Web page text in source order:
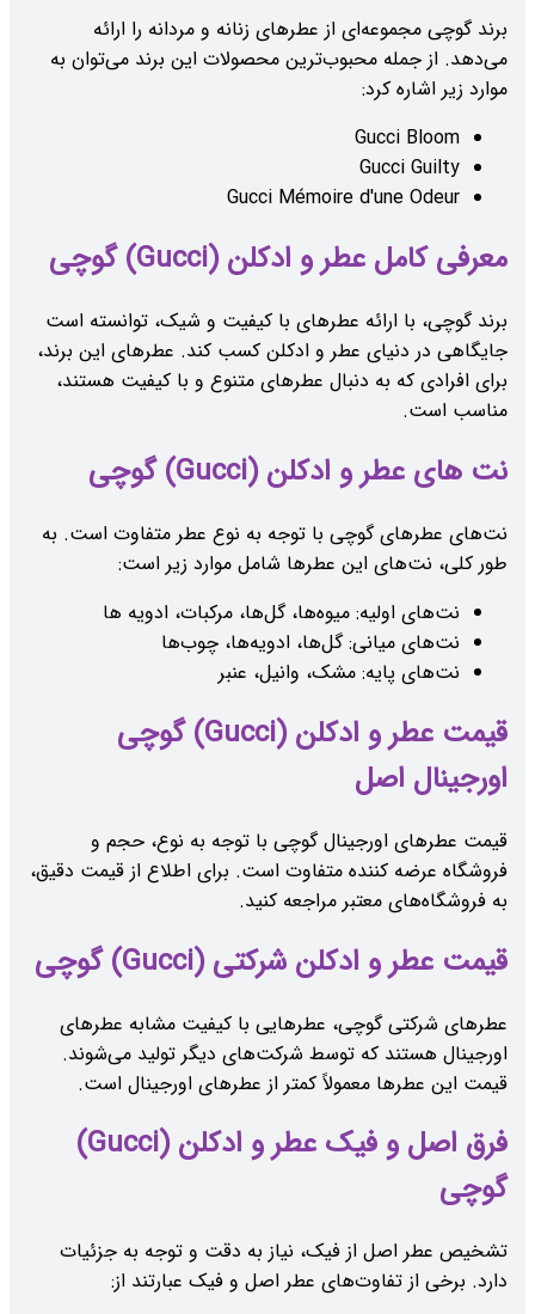
برند گوچی مجموعه‌ای از عطرهای زنانه و مردانه را ارائه
می‌دهد. از جمله محبوب‌ترین محصولات این برند می‌توان به
موارد زیر اشاره کرد:
Gucci Bloom
Gucci Guilty
Gucci Mémoire d'une Odeur
معرفی کامل عطر و ادکلن (Gucci) گوچی
برند گوچی، با ارائه عطرهای با کیفیت و شیک، توانسته است
جایگاهی در دنیای عطر و ادکلن کسب کند. عطرهای این برند،
برای افرادی که به دنبال عطرهای متنوع و با کیفیت هستند،
مناسب است.
نت های عطر و ادکلن (Gucci) گوچی
نت‌های عطرهای گوچی با توجه به نوع عطر متفاوت است. به
طور کلی، نت‌های این عطرها شامل موارد زیر است:
نت‌های اولیه: میوه‌ها، گل‌ها، مرکبات، ادویه ها
نت‌های میانی: گل‌ها، ادویه‌ها، چوب‌ها
نت‌های پایه: مشک، وانیل، عنبر
قیمت عطر و ادکلن (Gucci) گوچی
اورجینال اصل
قیمت عطرهای اورجینال گوچی با توجه به نوع، حجم و
فروشگاه عرضه کننده متفاوت است. برای اطلاع از قیمت دقیق،
به فروشگاه‌های معتبر مراجعه کنید.
قیمت عطر و ادکلن شرکتی (Gucci) گوچی
عطرهای شرکتی گوچی، عطرهایی با کیفیت مشابه عطرهای
اورجینال هستند که توسط شرکت‌های دیگر تولید می‌شوند.
قیمت این عطرها معمولاً کمتر از عطرهای اورجینال است.
فرق اصل و فیک عطر و ادکلن (Gucci)
گوچی
تشخیص عطر اصل از فیک، نیاز به دقت و توجه به جزئیات
دارد. برخی از تفاوت‌های عطر اصل و فیک عبارتند از: